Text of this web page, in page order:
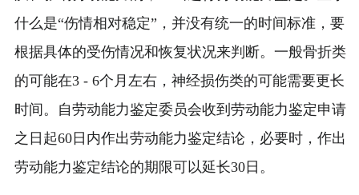
什么是“伤情相对稳定”，并没有统一的时间标准，要
根据具体的受伤情况和恢复状况来判断。一般骨折类
的可能在3 - 6个月左右，神经损伤类的可能需要更长
时间。自劳动能力鉴定委员会收到劳动能力鉴定申请
之日起60日内作出劳动能力鉴定结论，必要时，作出
劳动能力鉴定结论的期限可以延长30日。